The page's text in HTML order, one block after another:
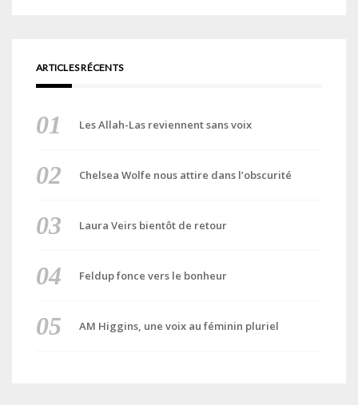
ARTICLES RÉCENTS
Les Allah-Las reviennent sans voix
Chelsea Wolfe nous attire dans l’obscurité
Laura Veirs bientôt de retour
Feldup fonce vers le bonheur
AM Higgins, une voix au féminin pluriel